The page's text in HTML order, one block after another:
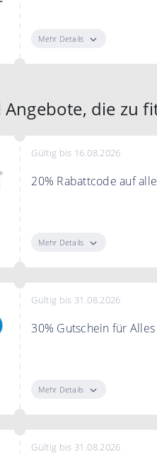
Mehr Details
die zu
Gültig bis 16.08.2026
20% Rabattcode auf
Mehr Details
Gültig bis 31.08.2026
30% Gutschein für
Mehr Details
Gültig bis 31.08.2026